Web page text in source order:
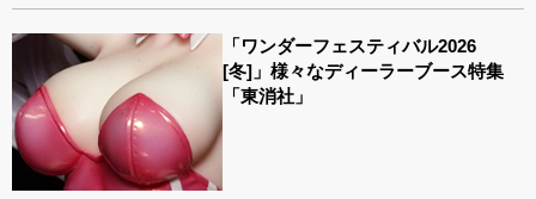
「ワンダーフェスティバル2026
[冬]」様々なディーラーブース特集
「東消社」